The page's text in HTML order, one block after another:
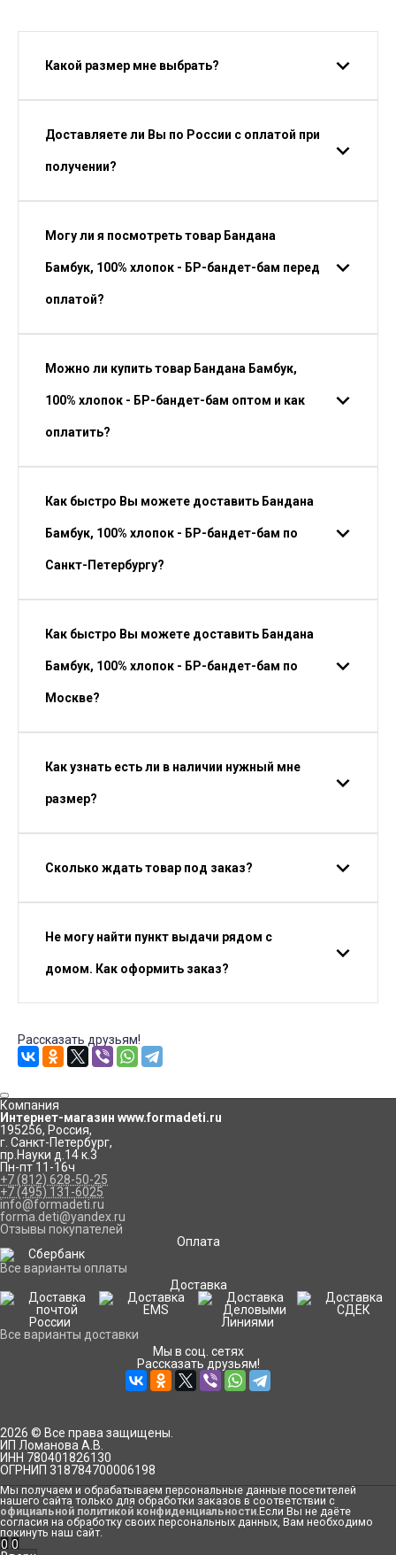
Какой размер мне выбрать?
Доставляете ли Вы по России с оплатой при
получении?
Могу ли я посмотреть товар Бандана
Бамбук, 100% хлопок - БР-бандет-бам перед
оплатой?
Можно ли купить товар Бандана Бамбук,
100% хлопок - БР-бандет-бам оптом и как
оплатить?
Как быстро Вы можете доставить Бандана
Бамбук, 100% хлопок - БР-бандет-бам по
Санкт-Петербургу?
Как быстро Вы можете доставить Бандана
Бамбук, 100% хлопок - БР-бандет-бам по
Москве?
Как узнать есть ли в наличии нужный мне
размер?
Сколько ждать товар под заказ?
Не могу найти пункт выдачи рядом с
домом. Как оформить заказ?
Рассказать друзьям!
Компания
Интернет-магазин www.formadeti.ru
195256, Россия,
г. Санкт-Петербург,
пр.Науки д.14 к.3
Пн-пт 11-16ч
+7 (812) 628-50-25
+7 (495) 131-6025
info@formadeti.ru
forma.deti@yandex.ru
Отзывы покупателей
Оплата
Все варианты оплаты
Доставка
Все варианты доставки
Мы в соц. сетях
Рассказать друзьям!
2026 © Все права защищены.
ИП Ломанова А.В.
ИНН 780401826130
ОГРНИП 318784700006198
Мы получаем и обрабатываем персональные данные посетителей
нашего сайта только для обработки заказов в соответствии с
официальной политикой конфиденциальности.Если Вы не даёте
согласия на обработку своих персональных данных, Вам необходимо
покинуть наш сайт.
0 0